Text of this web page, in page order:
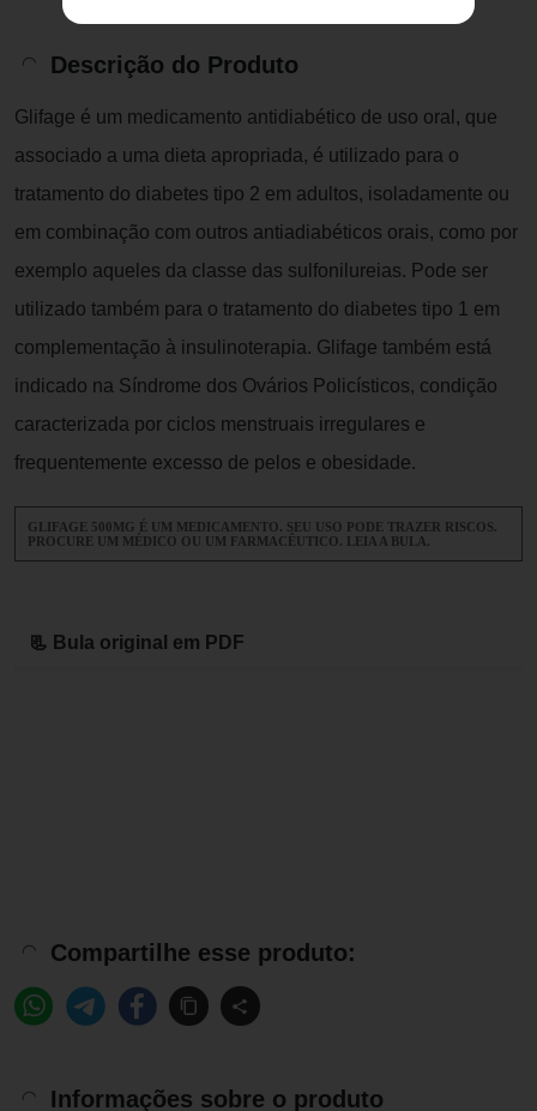
Descrição do Produto
Glifage é um medicamento antidiabético de uso oral, que
associado a uma dieta apropriada, é utilizado para o
tratamento do diabetes tipo 2 em adultos, isoladamente ou
em combinação com outros antiadiabéticos orais, como por
exemplo aqueles da classe das sulfonilureias. Pode ser
utilizado também para o tratamento do diabetes tipo 1 em
complementação à insulinoterapia. Glifage também está
indicado na Síndrome dos Ovários Policísticos, condição
caracterizada por ciclos menstruais irregulares e
frequentemente excesso de pelos e obesidade.
GLIFAGE 500MG É UM MEDICAMENTO. SEU USO PODE TRAZER RISCOS.
PROCURE UM MÉDICO OU UM FARMACÊUTICO. LEIA A BULA.
📃 Bula original em PDF
Compartilhe esse produto:
Informações sobre o produto